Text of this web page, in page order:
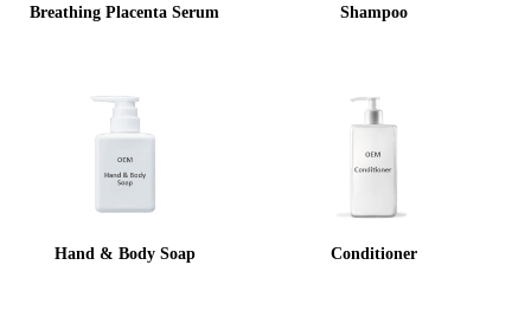
Breathing Placenta Serum Shampoo
Hand & Body Soap Conditioner